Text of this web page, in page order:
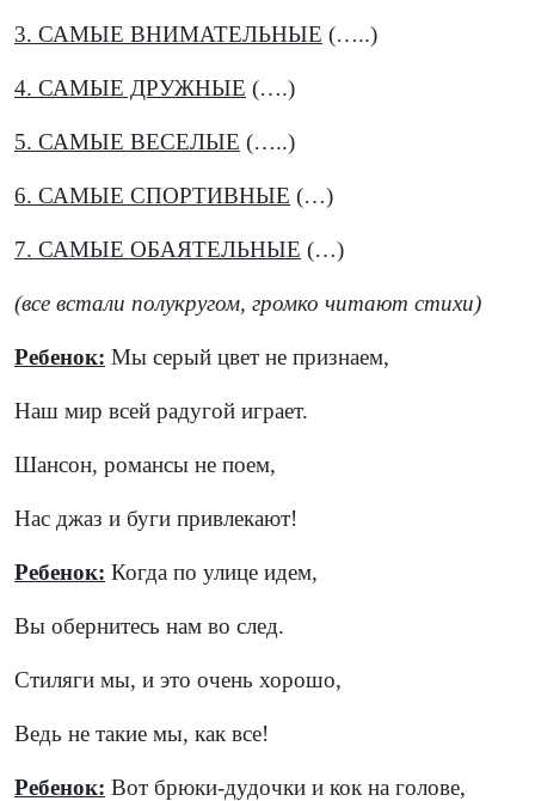
3. САМЫЕ ВНИМАТЕЛЬНЫЕ (…..)
4. САМЫЕ ДРУЖНЫЕ (….)
5. САМЫЕ ВЕСЕЛЫЕ (…..)
6. САМЫЕ СПОРТИВНЫЕ (…)
7. САМЫЕ ОБАЯТЕЛЬНЫЕ (…)
(все встали полукругом, громко читают стихи)
Ребенок: Мы серый цвет не признаем,
Наш мир всей радугой играет.
Шансон, романсы не поем,
Нас джаз и буги привлекают!
Ребенок: Когда по улице идем,
Вы обернитесь нам во след.
Стиляги мы, и это очень хорошо,
Ведь не такие мы, как все!
Ребенок: Вот брюки-дудочки и кок на голове,